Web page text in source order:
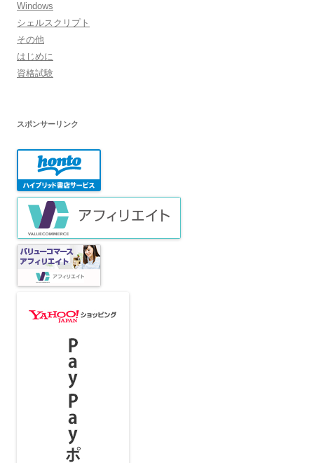
Windows
シェルスクリプト
その他
はじめに
資格試験
スポンサーリンク